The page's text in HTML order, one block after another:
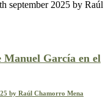
García en el
by Raúl Chamorro Mena